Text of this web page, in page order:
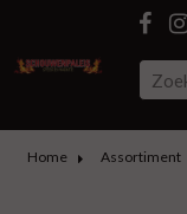
Home Assortiment